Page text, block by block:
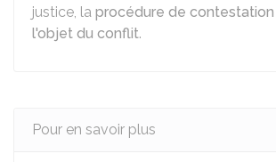
justice, la procédure de contestation
l'objet du conflit.
Pour en savoir plus